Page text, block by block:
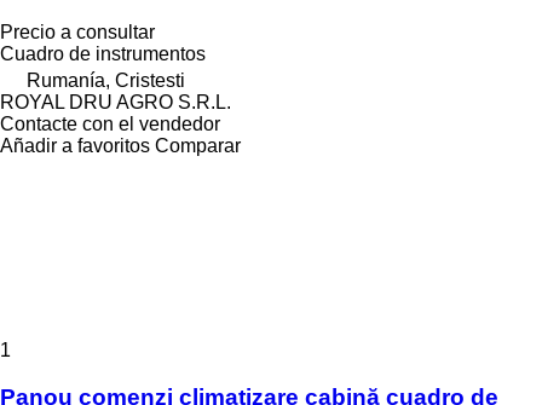
Precio a consultar
Cuadro de instrumentos
Rumanía, Cristesti
ROYAL DRU AGRO S.R.L.
Contacte con el vendedor
Añadir a favoritos Comparar
1
Panou comenzi climatizare cabină cuadro de